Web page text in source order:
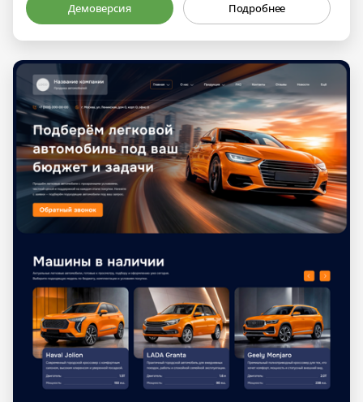
Демоверсия Подробнее